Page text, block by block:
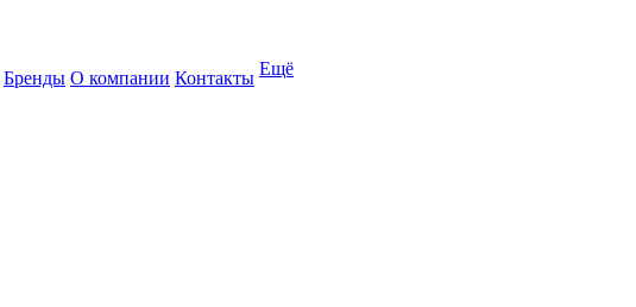
Бренды О компании Контакты Ещё